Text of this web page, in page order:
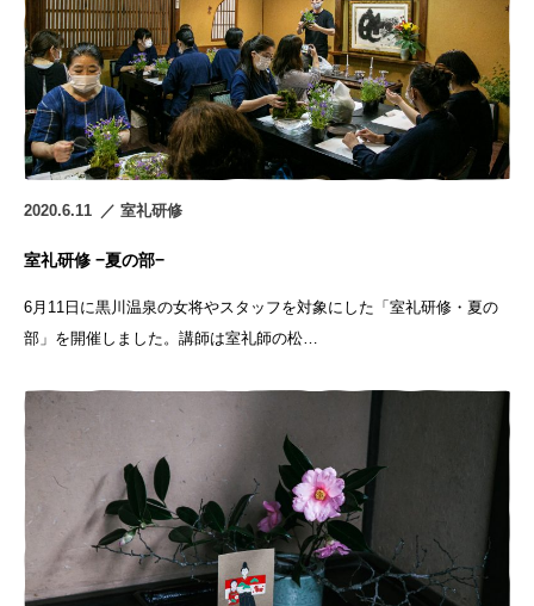
2020.6.11 室礼研修
室礼研修 −夏の部−
6月11日に黒川温泉の女将やスタッフを対象にした「室礼研修・夏の
部」を開催しました。講師は室礼師の松…